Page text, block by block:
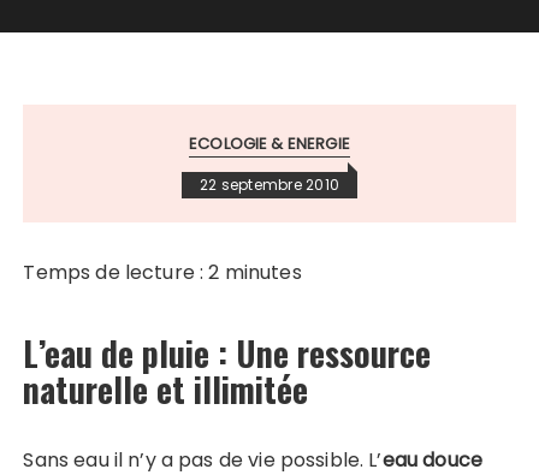
ECOLOGIE & ENERGIE
22 septembre 2010
Temps de lecture :2 minutes
L’eau de pluie : Une ressource
naturelle et illimitée
Sans eau il n’y a pas de vie possible. L’eau douce